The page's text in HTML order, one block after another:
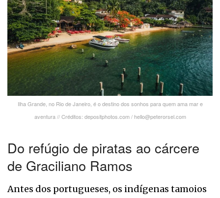
Ilha Grande, no Rio de Janeiro, é o destino dos sonhos para quem ama mar e
aventura // Créditos: depositphotos.com / hello@peterorsel.com
Do refúgio de piratas ao cárcere
de Graciliano Ramos
Antes dos portugueses, os indígenas tamoios